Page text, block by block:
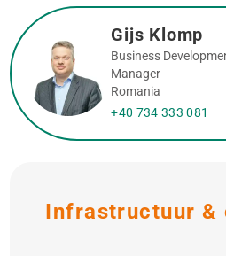
Gijs Klomp
Business
Manager
Romania
+40 734 333 081
Infrastructuur &